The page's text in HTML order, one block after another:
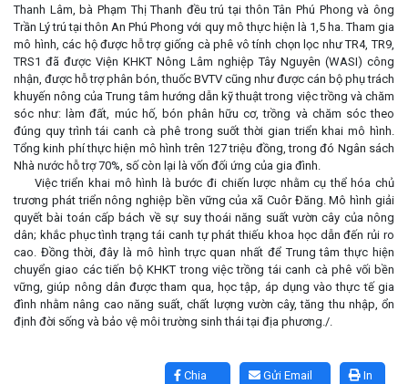
Thanh Lâm, bà Phạm Thị Thanh đều trú tại thôn Tân Phú Phong và ông
Trần Lý trú tại thôn An Phú Phong với quy mô thực hiện là 1,5 ha. Tham gia
mô hình, các hộ được hỗ trợ giống cà phê vô tính chọn lọc như TR4, TR9,
TRS1 đã được Viện KHKT Nông Lâm nghiệp Tây Nguyên (WASI) công
nhận, được hỗ trợ phân bón, thuốc BVTV cũng như được cán bộ phụ trách
khuyến nông của Trung tâm hướng dẫn kỹ thuật trong việc trồng và chăm
sóc như: làm đất, múc hố, bón phân hữu cơ, trồng và chăm sóc theo
đúng quy trình tái canh cà phê trong suốt thời gian triển khai mô hình.
Tổng kinh phí thực hiện mô hình trên 127 triệu đồng, trong đó Ngân sách
Nhà nước hỗ trợ 70%, số còn lại là vốn đối ứng của gia đình.
Việc triển khai mô hình là bước đi chiến lược nhằm cụ thể hóa chủ
trương phát triển nông nghiệp bền vững của xã Cuôr Đăng. Mô hình giải
quyết bài toán cấp bách về sự suy thoái năng suất vườn cây của nông
dân; khắc phục tình trạng tái canh tự phát thiếu khoa học dẫn đến rủi ro
cao. Đồng thời, đây là mô hình trực quan nhất để Trung tâm thực hiện
chuyển giao các tiến bộ KHKT trong việc trồng tái canh cà phê vối bền
vững, giúp nông dân được tham qua, học tập, áp dụng vào thực tế gia
đình nhằm nâng cao năng suất, chất lượng vườn cây, tăng thu nhập, ổn
định đời sống và bảo vệ môi trường sinh thái tại địa phương./.
In
Gửi Email
Chia